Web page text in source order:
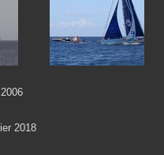
2018